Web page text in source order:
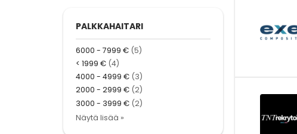
PALKKAHAITARI
6000 - 7999 € (5)
< 1999 € (4)
4000 - 4999 € (3)
2000 - 2999 € (2)
3000 - 3999 € (2)
Näytä lisää »